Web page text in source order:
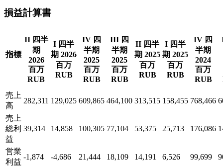
損益計算書
指標
II 四半
期
2026
百万
RUB
I 四半
期 2026
百万
RUB
IV 四
半期
2025
百万
RUB
III 四
半期
2025
百万
RUB
II 四半
期 2025
百万
RUB
I 四半
期 2025
百万
RUB
IV 四
半期
2024
百万
RUB
売上
高
282,311 129,025 609,865 464,100 313,515 158,455 768,466
売上
総利
益
39,314 14,858 100,305 77,104 53,375 25,713 176,086
営業
利益
-1,874 -4,686 21,444 18,109 14,191 6,526 99,699